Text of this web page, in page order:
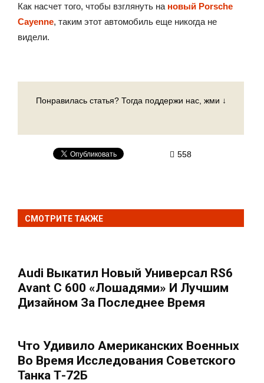
Как насчет того, чтобы взглянуть на новый Porsche
Cayenne, таким этот автомобиль еще никогда не
видели.
Понравилась статья? Тогда поддержи нас, жми ↓
558
СМОТРИТЕ ТАКЖЕ
Audi Выкатил Новый Универсал RS6
Avant С 600 «лошадями» И Лучшим
Дизайном За Последнее Время
Что Удивило Американских Военных
Во Время Исследования Советского
Танка Т-72Б